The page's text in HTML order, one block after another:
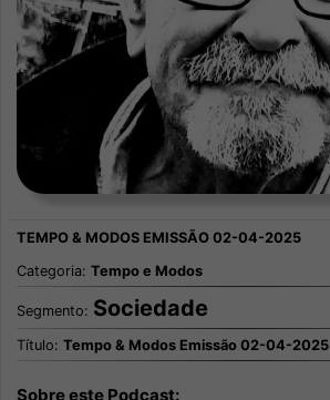
Categoria: Tempo e Modos
Segmento: Sociedade
Título: Tempo & Modos Emissão 02-04-2025
Sobre este Podcast: